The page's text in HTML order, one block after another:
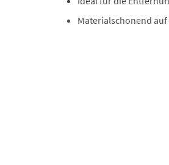
Materialschonend